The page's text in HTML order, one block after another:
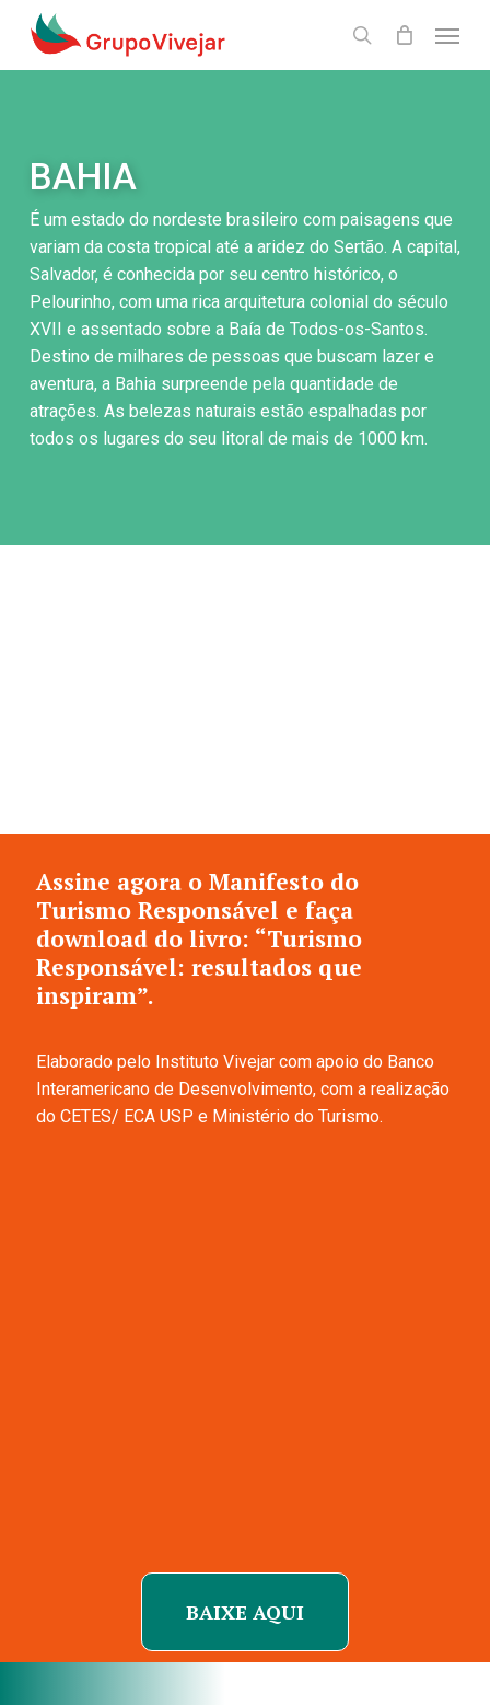
main
search
BAHIA
É um estado do nordeste brasileiro com paisagens que
variam da costa tropical até a aridez do Sertão. A capital,
Salvador, é conhecida por seu centro histórico, o
Pelourinho, com uma rica arquitetura colonial do século
XVII e assentado sobre a Baía de Todos-os-Santos.
Destino de milhares de pessoas que buscam lazer e
aventura, a Bahia surpreende pela quantidade de
atrações. As belezas naturais estão espalhadas por
todos os lugares do seu litoral de mais de 1000 km.
Assine agora o Manifesto do
Turismo Responsável e faça
download do livro: “Turismo
Responsável: resultados que
inspiram”.
Elaborado pelo Instituto Vivejar com apoio do Banco
Interamericano de Desenvolvimento, com a realização
do CETES/ ECA USP e Ministério do Turismo.
BAIXE AQUI